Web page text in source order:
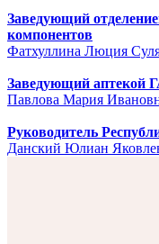
Заведующий
компонентов
Фатхуллина Люция
Заведующий
Павлова Мария
Руководитель
Данский Юлиан